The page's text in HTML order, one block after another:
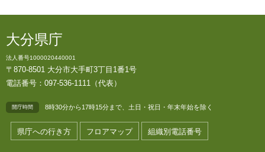
大分県庁
法人番号1000020440001
〒870-8501 大分市大手町3丁目1番1号
電話番号：097-536-1111（代表）
開庁時間 8時30分から17時15分まで、土日・祝日・年末年始を除く
県庁への行き方 フロアマップ 組織別電話番号